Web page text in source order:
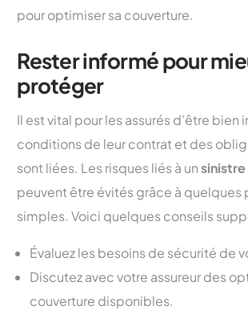
pour optimiser sa couverture.
Rester informé pour
protéger
Il est vital pour les assurés d’être bien
conditions de leur contrat et des
sont liées. Les risques liés à un
peuvent être évités grâce à quelques
simples. Voici quelques conseils
Évaluez les besoins de sécurité de
Discutez avec votre assureur des
couverture disponibles.